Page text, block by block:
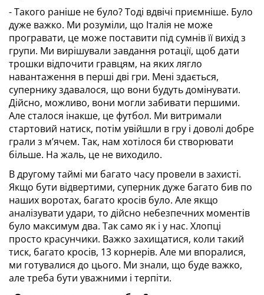
- Такого раніше не було? Тоді вдвічі приємніше. Було
дуже важко. Ми розуміли, що Італія не може
програвати, це може поставити під сумнів її вихід з
групи. Ми вирішували завдання ротації, щоб дати
трошки відпочити гравцям, на яких лягло
навантаження в перші дві гри. Мені здається,
супернику здавалося, що вони будуть домінувати.
Дійсно, можливо, вони могли забивати першими.
Але сталося інакше, це футбол. Ми витримали
стартовий натиск, потім увійшли в гру і доволі добре
грали з м’ячем. Так, нам хотілося би створювати
більше. На жаль, це не виходило.
В другому таймі ми багато часу провели в захисті.
Якщо бути відвертими, суперник дуже багато бив по
наших воротах, багато кросів було. Але якщо
аналізувати удари, то дійсно небезпечних моментів
було максимум два. Так само як і у нас. Хлопці
просто красунчики. Важко захищатися, коли такий
тиск, багато кросів, 13 корнерів. Але ми впоралися,
ми готувалися до цього. Ми знали, що буде важко,
але треба бути уважними і терпіти.